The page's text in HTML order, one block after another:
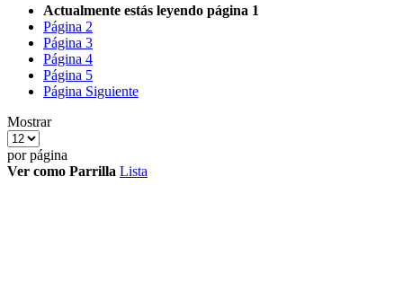
Actualmente estás leyendo página 1
Página 2
Página 3
Página 4
Página 5
Página Siguiente
Mostrar
por página
Ver como Parrilla Lista